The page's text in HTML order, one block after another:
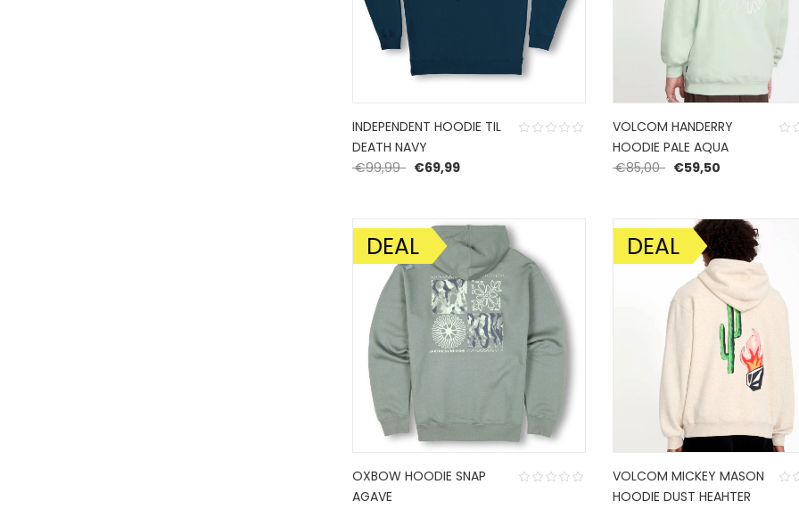
INDEPENDENT HOODIE TIL
DEATH NAVY
€99,99 Oorspronkelijke prijs was: €99,99.
€69,99
VOLCOM HANDERRY
HOODIE PALE AQUA
€85,00 Oorspronkelijke prijs
€59,50
AANBIEDING!
DEAL
OXBOW HOODIE SNAP
AGAVE
AANBIEDING!
DEAL
VOLCOM MICKEY MASON
HOODIE DUST HEAHTER